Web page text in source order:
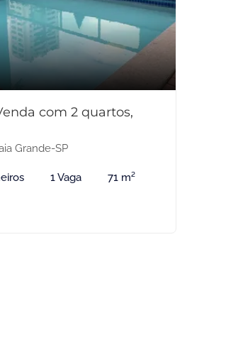
com 2 quartos,
Grande-SP
1 Vaga 71 m²